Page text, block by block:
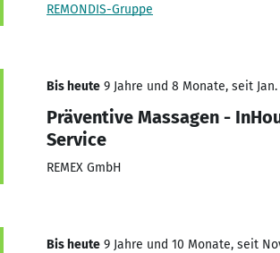
REMONDIS-Gruppe
Bis heute 9 Jahre und 8 Monate, seit Jan.
Präventive Massagen -
Service
REMEX GmbH
Bis heute 9 Jahre und 10 Monate, seit